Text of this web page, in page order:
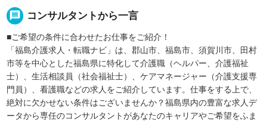
message コンサルタントから一言
■ご希望の条件に合わせたお仕事をご紹介！
「福島介護求人・転職ナビ」は、郡山市、福島市、須賀川市、田村
市等を中心とした福島県に特化して介護職（ヘルパー、介護福祉
士）、生活相談員（社会福祉士）、ケアマネージャー（介護支援専
門員）、看護職などの求人をご紹介しています。仕事をする上で、
絶対に欠かせない条件はございませんか？福島県内の豊富な求人デ
ータから専任のコンサルタントがあなたのキャリアやご希望をふま